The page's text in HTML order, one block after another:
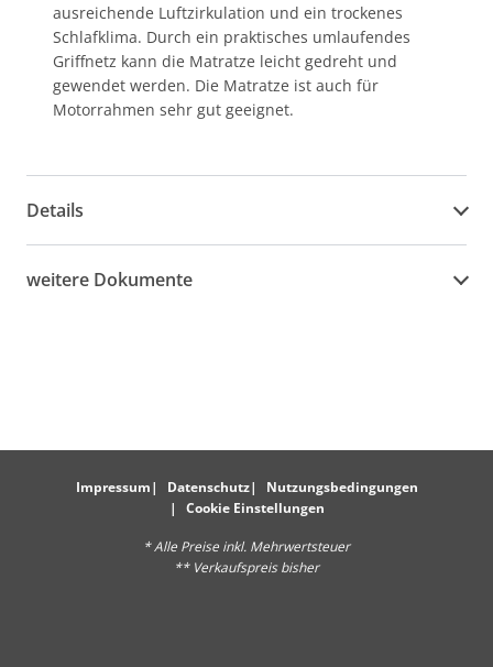
ausreichende Luftzirkulation und ein trockenes
Schlafklima. Durch ein praktisches umlaufendes
Griffnetz kann die Matratze leicht gedreht und
gewendet werden. Die Matratze ist auch für
Motorrahmen sehr gut geeignet.
Details
weitere Dokumente
Impressum Datenschutz
Nutzungsbedingungen
Cookie Einstellungen
* Alle Preise inkl. Mehrwertsteuer
** Verkaufspreis bisher